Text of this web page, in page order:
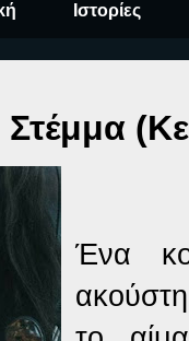
Ιστορίες
Ένα